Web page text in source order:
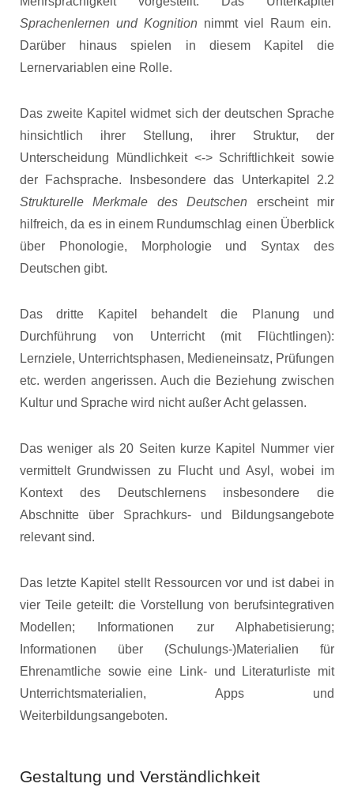
Sprachenlernen und Kognition nimmt viel Raum ein.
Darüber hinaus spielen in diesem Kapitel die
Lernervariablen eine Rolle.
Das zweite Kapitel widmet sich der deutschen Sprache
hinsichtlich ihrer Stellung, ihrer Struktur, der
Unterscheidung Mündlichkeit <-> Schriftlichkeit sowie
der Fachsprache. Insbesondere das Unterkapitel 2.2
Strukturelle Merkmale des Deutschen erscheint mir
hilfreich, da es in einem Rundumschlag einen Überblick
über Phonologie, Morphologie und Syntax des
Deutschen gibt.
Das dritte Kapitel behandelt die Planung und
Durchführung von Unterricht (mit Flüchtlingen):
Lernziele, Unterrichtsphasen, Medieneinsatz, Prüfungen
etc. werden angerissen. Auch die Beziehung zwischen
Kultur und Sprache wird nicht außer Acht gelassen.
Das weniger als 20 Seiten kurze Kapitel Nummer vier
vermittelt Grundwissen zu Flucht und Asyl, wobei im
Kontext des Deutschlernens insbesondere die
Abschnitte über Sprachkurs- und Bildungsangebote
relevant sind.
Das letzte Kapitel stellt Ressourcen vor und ist dabei in
vier Teile geteilt: die Vorstellung von berufsintegrativen
Modellen; Informationen zur Alphabetisierung;
Informationen über (Schulungs-)Materialien für
Ehrenamtliche sowie eine Link- und Literaturliste mit
Unterrichtsmaterialien, Apps und
Weiterbildungsangeboten.
Gestaltung und Verständlichkeit